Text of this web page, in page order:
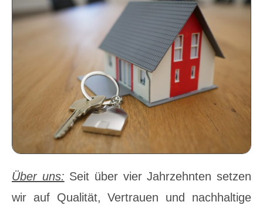
Über uns: Seit über vier Jahrzehnten setzen
wir auf Qualität, Vertrauen und nachhaltige